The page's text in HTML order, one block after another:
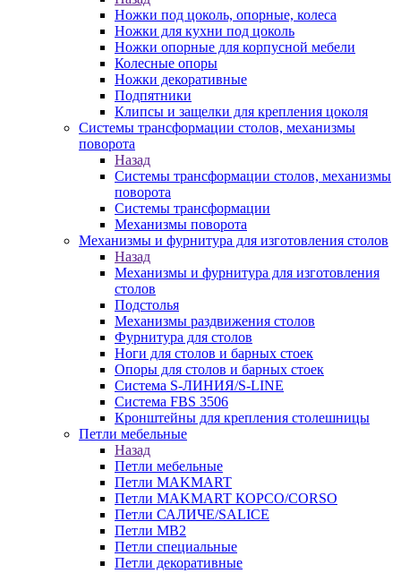
Ножки под цоколь, опорные, колеса
Ножки для кухни под цоколь
Ножки опорные для корпусной мебели
Колесные опоры
Ножки декоративные
Подпятники
Клипсы и защелки для крепления цоколя
Системы трансформации столов, механизмы
поворота
Назад
Системы трансформации столов, механизмы
поворота
Системы трансформации
Механизмы поворота
Механизмы и фурнитура для изготовления столов
Назад
Механизмы и фурнитура для изготовления
столов
Подстолья
Механизмы раздвижения столов
Фурнитура для столов
Ноги для столов и барных стоек
Опоры для столов и барных стоек
Система S-ЛИНИЯ/S-LINE
Система FBS 3506
Кронштейны для крепления столешницы
Петли мебельные
Назад
Петли мебельные
Петли MAKMART
Петли MAKMART КОРСО/CORSO
Петли САЛИЧЕ/SALICE
Петли MB2
Петли специальные
Петли декоративные